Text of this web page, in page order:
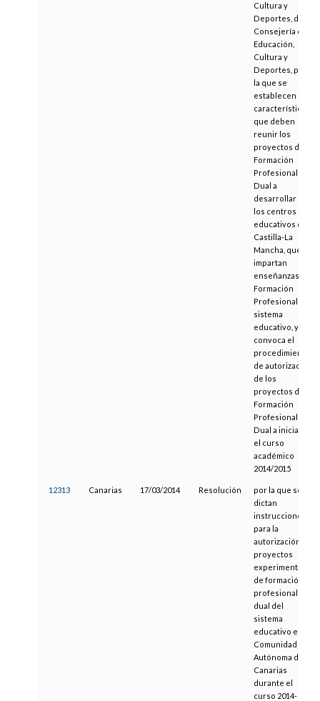
Cultura y
Deportes, de la
Consejería de
Educación,
Cultura y
Deportes, por
la que se
establecen las
características
que deben
reunir los
proyectos de
Formación
Profesional
Dual a
desarrollar por
los centros
educativos de
Castilla-La
Mancha, que
impartan
enseñanzas de
Formación
Profesional del
sistema
educativo, y se
convoca el
procedimiento
de autorización
de los
proyectos de
Formación
Profesional
Dual a iniciar en
el curso
académico
2014/2015
12313 Canarias 17/03/2014 Resolución
por la que se
dictan
instrucciones
para la
autorización de
proyectos
experimentales
de formación
profesional
dual del
sistema
educativo en la
Comunidad
Autónoma de
Canarias
durante el
curso 2014-